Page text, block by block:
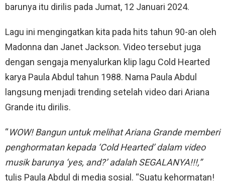
barunya itu dirilis pada Jumat, 12 Januari 2024.
Lagu ini mengingatkan kita pada hits tahun 90-an oleh
Madonna dan Janet Jackson. Video tersebut juga
dengan sengaja menyalurkan klip lagu Cold Hearted
karya Paula Abdul tahun 1988. Nama Paula Abdul
langsung menjadi trending setelah video dari Ariana
Grande itu dirilis.
“WOW! Bangun untuk melihat Ariana Grande memberi
penghormatan kepada ‘Cold Hearted’ dalam video
musik barunya ‘yes, and?’ adalah SEGALANYA!!!,”
tulis Paula Abdul di media sosial. “Suatu kehormatan!